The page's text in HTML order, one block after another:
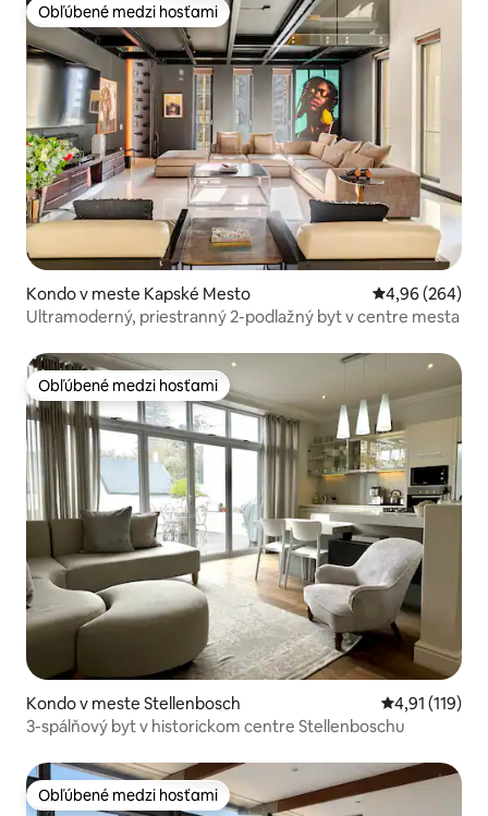
Obľúbené medzi hosťami
Obľúbené medzi hosťami
Kondo v meste Kapské Mesto Priemerné
4,96 (264)
Ultramoderný, priestranný 2-podlažný byt v centre mesta
Obľúbené medzi hosťami
Obľúbené medzi hosťami
Kondo v meste Stellenbosch Priemerné
4,91 (119)
3-spálňový byt v historickom centre Stellenboschu
Obľúbené medzi hosťami
Obľúbené medzi hosťami